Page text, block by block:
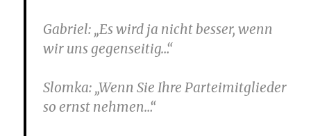
Gabriel: „Es wird ja nicht besser, wenn
wir uns gegenseitig…“
Slomka: „Wenn Sie Ihre Parteimitglieder
so ernst nehmen…“